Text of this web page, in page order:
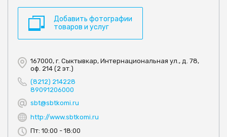
Добавить фотографии
товаров и услуг
167000, г. Сыктывкар, Интернациональная ул., д. 78,
оф. 214 (2 эт.)
(8212) 214228
89091206000
sbt@sbtkomi.ru
http://www.sbtkomi.ru
Пт: 10:00 - 18:00